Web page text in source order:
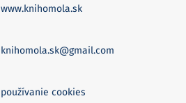
www.knihomola.sk
knihomola.sk@gmail.com
používanie cookies